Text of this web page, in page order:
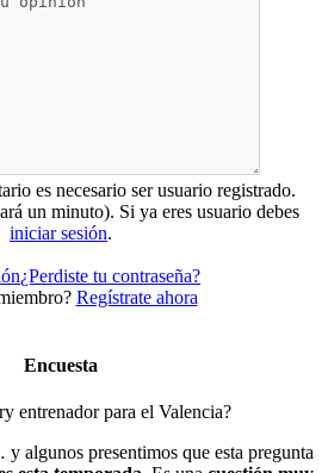
es necesario ser usuario registrado.
un minuto). Si ya eres usuario debes
iniciar sesión.
¿Perdiste tu contraseña?
Regístrate ahora
Encuesta
entrenador para el Valencia?
algunos presentimos que esta pregunta